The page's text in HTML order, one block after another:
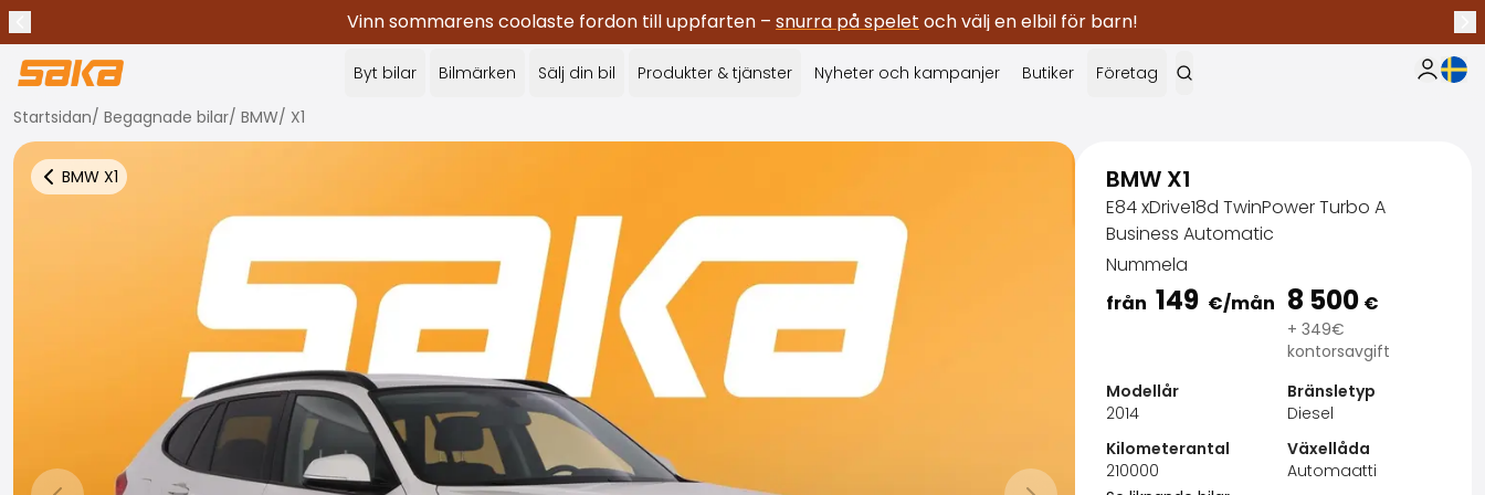
Vinn sommarens coolaste fordon till uppfarten – snurra på spelet och välj en elbil för barn!
Stoppa meddelanden
✕
Byt bilar Bilmärken Sälj din bil Produkter & tjänster Nyheter och kampanjer Butiker Företag Min Saka
Startsidan/ Begagnade bilar/ BMW/ X1
BMW X1
Tillbaka till fler bilresultat BMW X1
E84 xDrive18d TwinPower Turbo A
Business Automatic
Nummela
från 149 €/mån 8 500 €
+ 349€
kontorsavgift
Modellår
2014
Bränsletyp
Diesel
Kilometerantal
210000
Växellåda
Automaatti